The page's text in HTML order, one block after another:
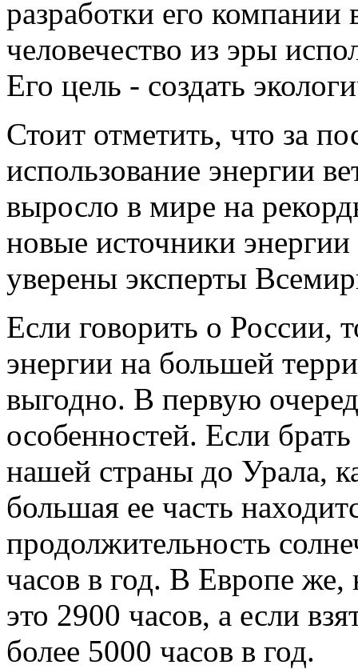
разработки его
человечество из эры
Его цель - создать
Стоит отметить, что за
использование энергии
выросло в мире на
новые источники
уверены эксперты
Если говорить о России,
энергии на большей
выгодно. В первую
особенностей. Если
нашей страны до Урала,
большая ее часть
продолжительность
часов в год. В Европе
это 2900 часов, а если
более 5000 часов в год.